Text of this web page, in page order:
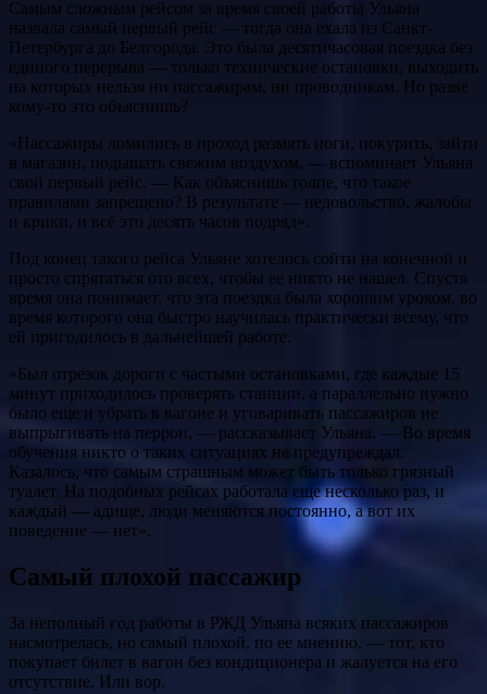
Самым сложным рейсом за время своей работы Ульяна
назвала самый первый рейс — тогда она ехала из Санкт-
Петербурга до Белгорода. Это была десятичасовая поездка без
единого перерыва — только технические остановки, выходить
на которых нельзя ни пассажирам, ни проводникам. Но разве
кому-то это объяснишь?
«Пассажиры ломились в проход размять ноги, покурить, зайти
в магазин, подышать свежим воздухом, — вспоминает Ульяна
свой первый рейс. — Как объяснишь толпе, что такое
правилами запрещено? В результате — недовольство, жалобы
и крики, и всё это десять часов подряд».
Под конец такого рейса Ульяне хотелось сойти на конечной и
просто спрятаться ото всех, чтобы ее никто не нашел. Спустя
время она понимает, что эта поездка была хорошим уроком, во
время которого она быстро научилась практически всему, что
ей пригодилось в дальнейшей работе.
«Был отрезок дороги с частыми остановками, где каждые 15
минут приходилось проверять станции, а параллельно нужно
было еще и убрать в вагоне и уговаривать пассажиров не
выпрыгивать на перрон, — рассказывает Ульяна. — Во время
обучения никто о таких ситуациях не предупреждал.
Казалось, что самым страшным может быть только грязный
туалет. На подобных рейсах работала еще несколько раз, и
каждый — адище, люди меняются постоянно, а вот их
поведение — нет».
Самый плохой пассажир
За неполный год работы в РЖД Ульяна всяких пассажиров
насмотрелась, но самый плохой, по ее мнению, — тот, кто
покупает билет в вагон без кондиционера и жалуется на его
отсутствие. Или вор.